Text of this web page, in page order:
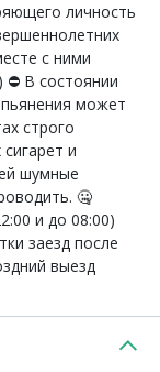
личность
с ними
В состоянии
может
строго
и
шумные
🤐
и до 08:00)
заезд после
выезд